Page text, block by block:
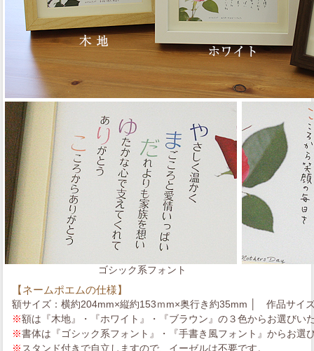
ゴシック系フォント
【ネームポエムの仕様】
額サイズ：横約204mm×縦約153ｍm×奥行き約35mm │ 作品サイ
※額は『木地』・『ホワイト』・『ブラウン』の３色からお選びい
※書体は『ゴシック系フォント』・『手書き風フォント』からお選
※ スタンド付きで自立しますので、イーゼルは不要です。